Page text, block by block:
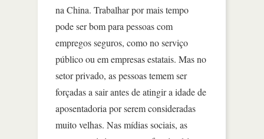
na China. Trabalhar por mais tempo
pode ser bom para pessoas com
empregos seguros, como no serviço
público ou em empresas estatais. Mas no
setor privado, as pessoas temem ser
forçadas a sair antes de atingir a idade de
aposentadoria por serem consideradas
muito velhas. Nas mídias sociais, as